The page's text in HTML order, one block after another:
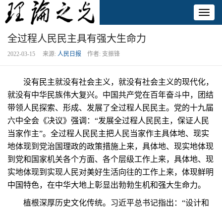
全过程人民民主具有强大生命力
2022-03-15 来源: 人民日报 作者: 支振锋
没有民主就没有社会主义，就没有社会主义的现代化，
就没有中华民族伟大复兴。中国共产党在百年奋斗中，团结
带领人民探索、形成、发展了全过程人民民主。党的十九届
六中全会《决议》强调：“发展全过程人民民主，保证人民
当家作主”。全过程人民民主把人民当家作主具体地、现实
地体现到党治国理政的政策措施上来，具体地、现实地体现
到党和国家机关各个方面、各个层级工作上来，具体地、现
实地体现到实现人民对美好生活向往的工作上来，体现鲜明
中国特色，在中华大地上彰显出勃勃生机和强大生命力。
植根深厚历史文化传统。习近平总书记指出：“设计和